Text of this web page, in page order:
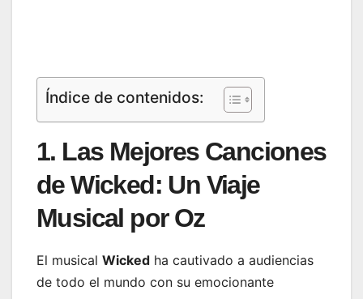
Índice de contenidos:
1. Las Mejores Canciones
de Wicked: Un Viaje
Musical por Oz
El musical Wicked ha cautivado a audiencias
de todo el mundo con su emocionante